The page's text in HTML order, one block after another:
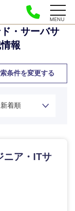
MENU
・サーバサ
報
条件を変更する
ニア・ITサ